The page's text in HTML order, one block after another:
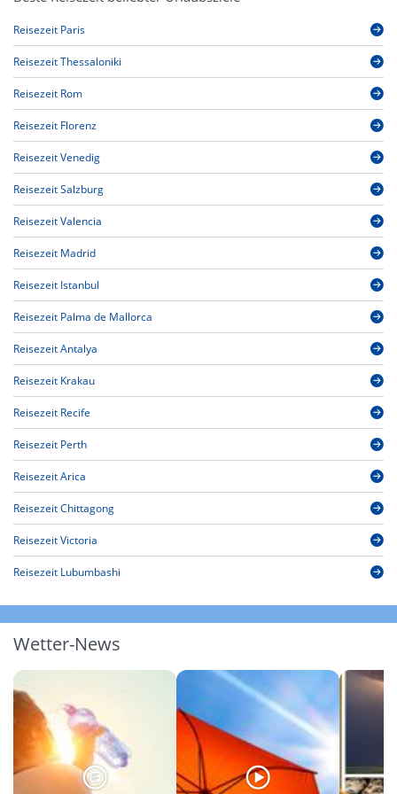
Reisezeit Paris
Reisezeit Thessaloniki
Reisezeit Rom
Reisezeit Florenz
Reisezeit Venedig
Reisezeit Salzburg
Reisezeit Valencia
Reisezeit Madrid
Reisezeit Istanbul
Reisezeit Palma de Mallorca
Reisezeit Antalya
Reisezeit Krakau
Reisezeit Recife
Reisezeit Perth
Reisezeit Arica
Reisezeit Chittagong
Reisezeit Victoria
Reisezeit Lubumbashi
Wetter-News